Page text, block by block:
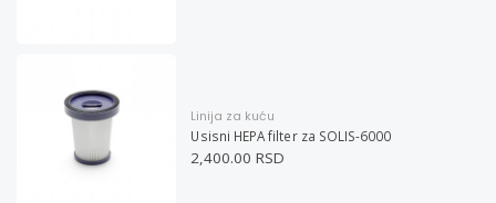
Linija za kuću
Usisni HEPA filter za SOLIS-6000
2,400.00 RSD